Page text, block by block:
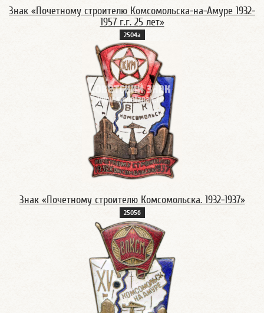
Знак «Почетному строителю Комсомольска-на-Амуре 1932-
1957 г.г. 25 лет»
2504а
Знак «Почетному строителю Комсомольска. 1932-1937»
2505б